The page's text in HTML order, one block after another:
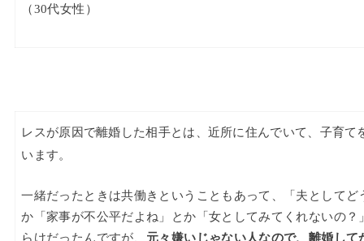
（30代女性）
レスが原因で離婚した相手とは、近所に住んでいて、子育て
います。
一緒だったときは共働きということもあって、「夫としてど
か「家事が不公平だよね」とか「女としてみてくれないの？
らけだったんですが、 元々嫌いじゃない人なので、離婚して